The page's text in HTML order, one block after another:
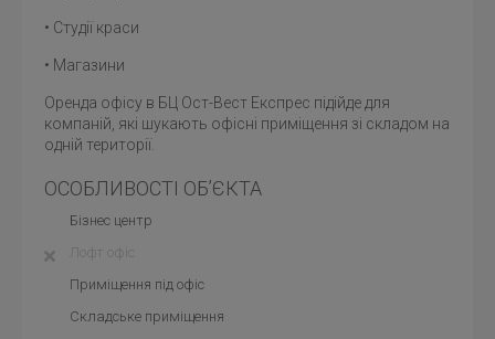
• Студії краси
• Магазини
Оренда офісу в БЦ Ост-Вест Експрес підійде для
компаній, які шукають офісні приміщення зі складом на
одній території.
ОСОБЛИВОСТІ ОБ’ЄКТА
Бізнес центр
Лофт офіс
Приміщення під офіс
Складське приміщення